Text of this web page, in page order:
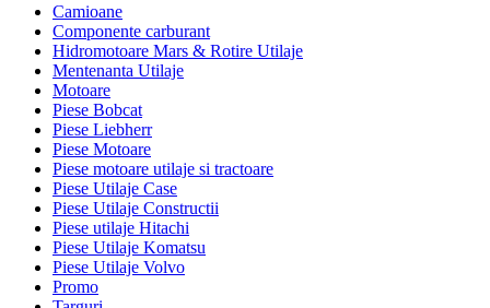
Camioane
Componente carburant
Hidromotoare Mars & Rotire Utilaje
Mentenanta Utilaje
Motoare
Piese Bobcat
Piese Liebherr
Piese Motoare
Piese motoare utilaje si tractoare
Piese Utilaje Case
Piese Utilaje Constructii
Piese utilaje Hitachi
Piese Utilaje Komatsu
Piese Utilaje Volvo
Promo